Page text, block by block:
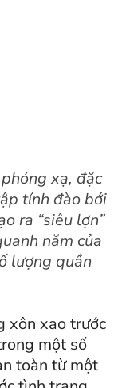
xạ, đặc
tính đào bới
ra “siêu lợn”
năm của
lượng quần
xôn xao trước
một số
toàn từ một